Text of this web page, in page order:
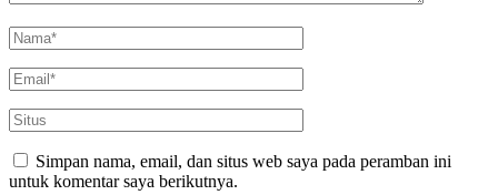
Simpan nama, email, dan situs web saya pada peramban ini
untuk komentar saya berikutnya.